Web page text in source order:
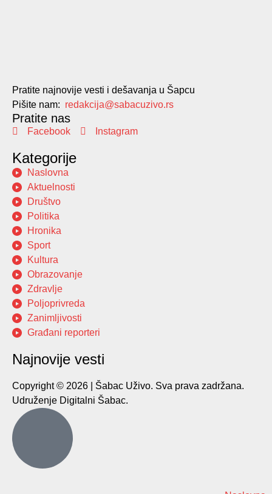
Pratite najnovije vesti i dešavanja u Šapcu
Pišite nam: redakcija@sabacuzivo.rs
Pratite nas
Facebook Instagram
Kategorije
Naslovna
Aktuelnosti
Društvo
Politika
Hronika
Sport
Kultura
Obrazovanje
Zdravlje
Poljoprivreda
Zanimljivosti
Građani reporteri
Najnovije vesti
Copyright © 2026 | Šabac Uživo. Sva prava zadržana.
Udruženje Digitalni Šabac.